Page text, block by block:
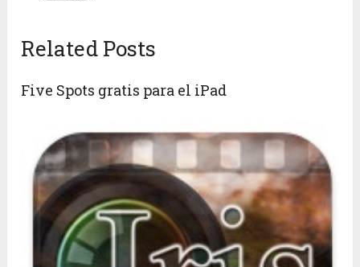
Related Posts
Five Spots gratis para el iPad